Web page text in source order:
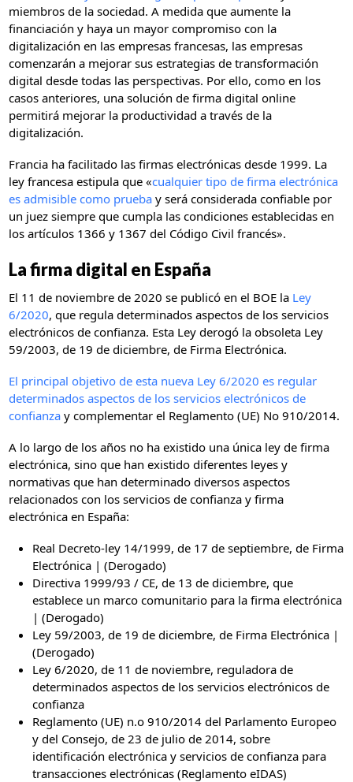
miembros de la sociedad. A medida que aumente la
financiación y haya un mayor compromiso con la
digitalización en las empresas francesas, las empresas
comenzarán a mejorar sus estrategias de transformación
digital desde todas las perspectivas. Por ello, como en los
casos anteriores, una solución de firma digital online
permitirá mejorar la productividad a través de la
digitalización.
Francia ha facilitado las firmas electrónicas desde 1999. La
ley francesa estipula que «cualquier tipo de firma electrónica
es admisible como prueba y será considerada confiable por
un juez siempre que cumpla las condiciones establecidas en
los artículos 1366 y 1367 del Código Civil francés».
La firma digital en España
El 11 de noviembre de 2020 se publicó en el BOE la Ley
6/2020, que regula determinados aspectos de los servicios
electrónicos de confianza. Esta Ley derogó la obsoleta Ley
59/2003, de 19 de diciembre, de Firma Electrónica.
El principal objetivo de esta nueva Ley 6/2020 es regular
determinados aspectos de los servicios electrónicos de
confianza y complementar el Reglamento (UE) No 910/2014.
A lo largo de los años no ha existido una única ley de firma
electrónica, sino que han existido diferentes leyes y
normativas que han determinado diversos aspectos
relacionados con los servicios de confianza y firma
electrónica en España:
Real Decreto-ley 14/1999, de 17 de septiembre, de Firma
Electrónica | (Derogado)
Directiva 1999/93 / CE, de 13 de diciembre, que
establece un marco comunitario para la firma electrónica
| (Derogado)
Ley 59/2003, de 19 de diciembre, de Firma Electrónica |
(Derogado)
Ley 6/2020, de 11 de noviembre, reguladora de
determinados aspectos de los servicios electrónicos de
confianza
Reglamento (UE) n.o 910/2014 del Parlamento Europeo
y del Consejo, de 23 de julio de 2014, sobre
identificación electrónica y servicios de confianza para
transacciones electrónicas (Reglamento eIDAS)